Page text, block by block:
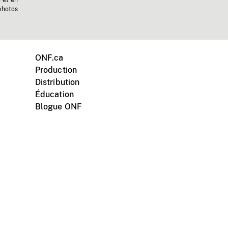
ONF.ca
Production
Distribution
Éducation
Blogue ONF